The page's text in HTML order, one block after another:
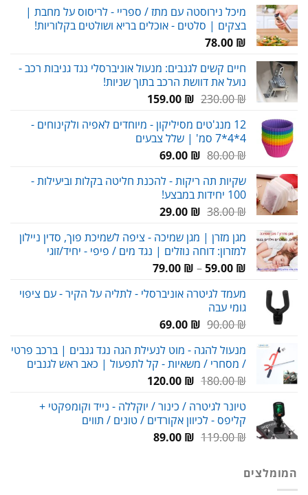
מיכל נירוסטה עם מתז / ספריי - לריסוס על מחבת |
בצקים | סלטים - אוכלים בריא ושולטים בקלוריות!
78.00 ₪
חיים קשים לגנבים: מנעול אוניברסלי נגד גניבות רכב -
נועל את דוושת הרכב בתוך שניות!
230.00₪
המחיר
היה:
230.00 ₪.
159.00 ₪
המחיר
הוא:
159.00 ₪.
12 מנג'טים מסיליקון - מיוחדים לאפיה ולקינוחים -
4*4*7 סמ' | שלל צבעים
80.00₪
המחיר
היה:
80.00 ₪.
69.00 ₪
המחיר
הוא:
שקיות תה ריקות - להכנת חליטה בקלות וביעילות -
100 יחידות במבצע!
38.00₪
המחיר
היה:
38.00 ₪.
29.00 ₪
המחיר
הוא:
29.00 ₪.
מגן מזרן | מגן שמיכה - ציפה לשמיכת פוך, סדין ניילון
למזרון: דוחה נוזלים | נגד מים / פיפי - יחיד/זוגי
59.00 ₪
–
79.00 ₪
טווח
מעמד לגיטרה אוניברסלי - לתליה על הקיר - עם ציפוי
גומי עבה
90.00₪
המחיר
היה:
90.00 ₪.
69.00 ₪
המחיר
הוא:
69.00 ₪.
מנעול להגה - מוט לנעילת הגה נגד גנבים | ברכב פרטי
/ מסחרי / משאיות - קל לתפעול | כאב ראש לגנבים
180.00₪
המחיר
היה:
180.00 ₪.
120.00 ₪
המחיר
הוא:
120.00 ₪.
טיונר לגיטרה / כינור / יוקללה - נייד וקומפקטי +
קליפס - לכיוון אקורדים / טונים / תווים
119.00₪
המחיר89.00 ₪
המחיר
המומלצים